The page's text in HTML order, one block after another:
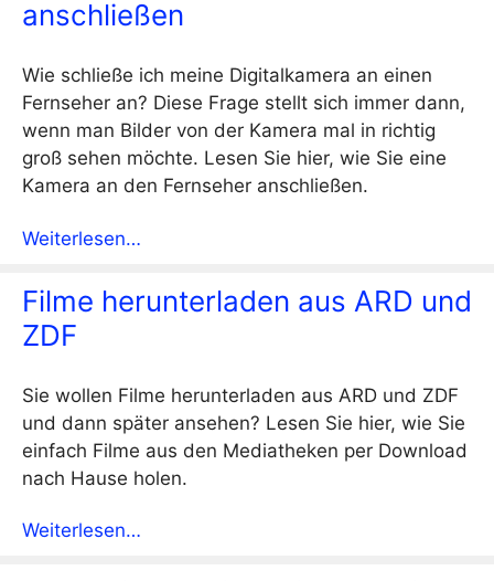
anschließen
Wie schließe ich meine Digitalkamera an einen
Fernseher an? Diese Frage stellt sich immer dann,
wenn man Bilder von der Kamera mal in richtig
groß sehen möchte. Lesen Sie hier, wie Sie eine
Kamera an den Fernseher anschließen.
Weiterlesen…
Filme herunterladen aus ARD und
ZDF
Sie wollen Filme herunterladen aus ARD und ZDF
und dann später ansehen? Lesen Sie hier, wie Sie
einfach Filme aus den Mediatheken per Download
nach Hause holen.
Weiterlesen…